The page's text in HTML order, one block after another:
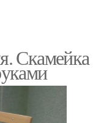
Скамейка